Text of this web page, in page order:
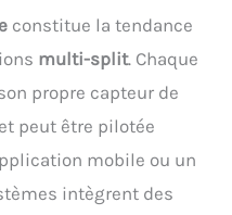
constitue la tendance
multi-split. Chaque
propre capteur de
peut être pilotée
mobile ou un
intègrent des